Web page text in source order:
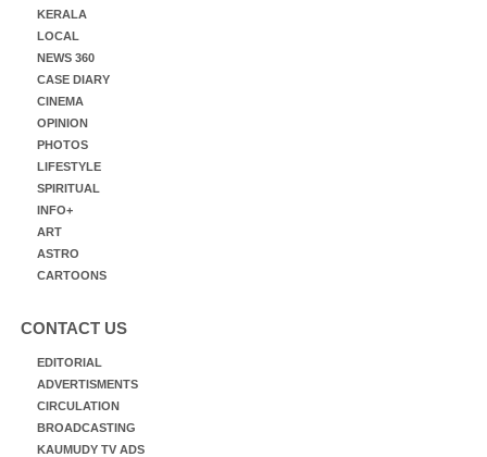
KERALA
LOCAL
NEWS 360
CASE DIARY
CINEMA
OPINION
PHOTOS
LIFESTYLE
SPIRITUAL
INFO+
ART
ASTRO
CARTOONS
CONTACT US
EDITORIAL
ADVERTISMENTS
CIRCULATION
BROADCASTING
KAUMUDY TV ADS